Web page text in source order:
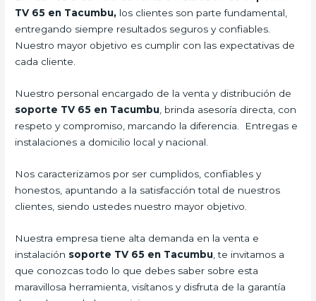
TV 65 en Tacumbu, los clientes son parte fundamental,
entregando siempre resultados seguros y confiables.
Nuestro mayor objetivo es cumplir con las expectativas de
cada cliente.
Nuestro personal encargado de la venta y distribución de
soporte TV 65 en Tacumbu, brinda asesoría directa, con
respeto y compromiso, marcando la diferencia. Entregas e
instalaciones a domicilio local y nacional.
Nos caracterizamos por ser cumplidos, confiables y
honestos, apuntando a la satisfacción total de nuestros
clientes, siendo ustedes nuestro mayor objetivo.
Nuestra empresa tiene alta demanda en la venta e
instalación soporte TV 65 en Tacumbu , te invitamos a
que conozcas todo lo que debes saber sobre esta
maravillosa herramienta, visítanos y disfruta de la garantía